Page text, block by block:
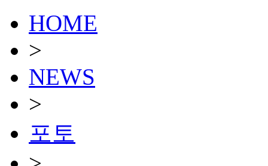
HOME
>
NEWS
>
포토